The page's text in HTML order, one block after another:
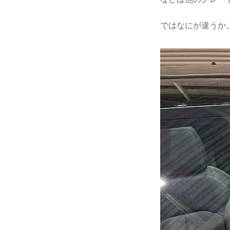
ではなにが違うか